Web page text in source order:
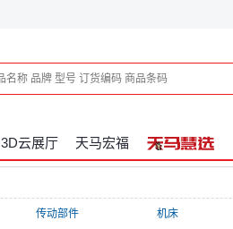
3D云展厅 天马宏福
传动部件 机床